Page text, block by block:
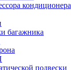
кондиционера
багажника
подвески